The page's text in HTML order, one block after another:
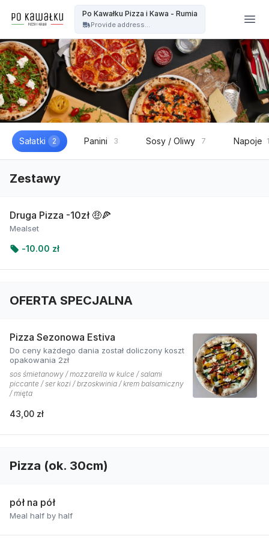
Po Kawałku Pizza i Kawa - Rumia
Provide address...
Sałatki 2 Panini 3 Sosy / Oliwy 7 Napoje
Zestawy
Druga Pizza -10zł 🤑🍕
Mealset
-10.00 zł
OFERTA SPECJALNA
Pizza Sezonowa Estiva
Do ceny każdego dania został doliczony koszt
opakowania 2zł
sos śmietanowy / mozzarella w kulce / salami
piccante / ser kozi / brzoskwinia / krem balsamiczny
/ mięta
43,00 zł
Pizza (ok. 30cm)
pół na pół
Meal half by half